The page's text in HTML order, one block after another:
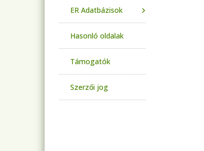
ER Adatbázisok
Hasonló oldalak
Támogatók
Szerzői jog